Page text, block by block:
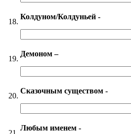
18.
Колдуном/Колдуньей -
19.
Демоном –
20.
Сказочным существом -
Любым именем -